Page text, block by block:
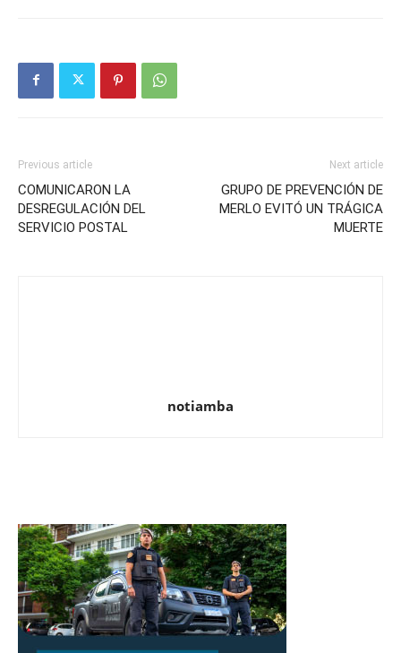
Previous article
COMUNICARON LA
DESREGULACIÓN DEL
SERVICIO POSTAL
Next article
GRUPO DE PREVENCIÓN DE
MERLO EVITÓ UN TRÁGICA
MUERTE
notiamba